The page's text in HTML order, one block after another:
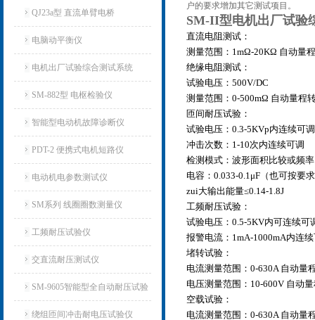
QJ23a型 直流单臂电桥
电脑动平衡仪
电机出厂试验综合测试系统
SM-882型 电枢检验仪
智能型电动机故障诊断仪
PDT-2 便携式电机短路仪
电动机电参数测试仪
SM系列 线圈圈数测量仪
工频耐压试验仪
交直流耐压测试仪
SM-9605智能型全自动耐压试验
仪
绕组匝间冲击耐电压试验仪
户的要求增加其它测试项目。
SM-II型电机出厂试验
直流电阻测试：
测量范围：1mΩ-20KΩ 自动量
绝缘电阻测试：
试验电压：500V/DC
测量范围：0-500mΩ 自动量程
匝间耐压试验：
试验电压：0.3-5KVp内连续可
冲击次数：1-10次内连续可调
检测模式：波形面积比较或频
电容：0.033-0.1μF（也可按要
zui大输出能量≤0.14-1.8J
工频耐压试验：
试验电压：0.5-5KV内可连续可
报警电流：1mA-1000mA内连
堵转试验：
电流测量范围：0-630A 自动量
电压测量范围：10-600V 自动
空载试验：
电流测量范围：0-630A 自动量